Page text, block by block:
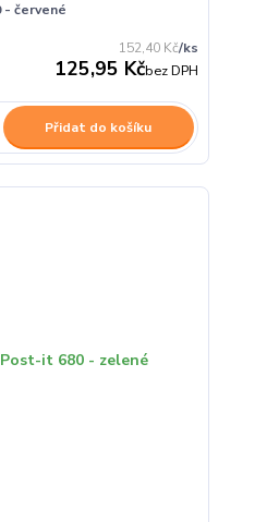
červené
152,40 Kč/ks
125,95 Kčbez DPH
Přidat do košíku